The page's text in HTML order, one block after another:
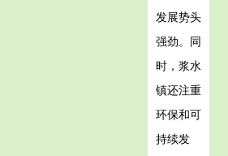
发展势头
强劲。同
时，浆水
镇还注重
环保和可
持续发